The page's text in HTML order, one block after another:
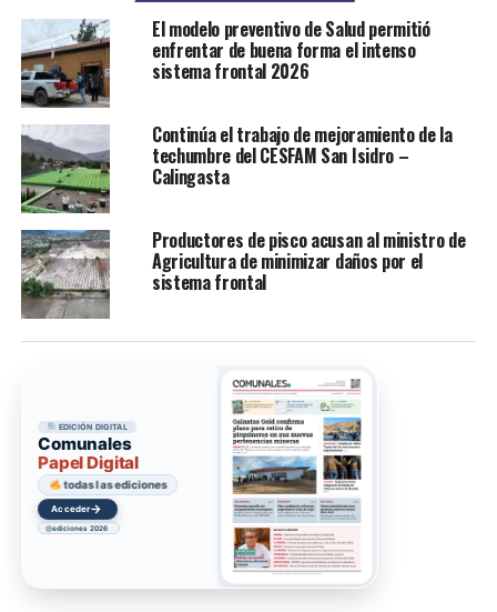
El modelo preventivo de Salud permitió
enfrentar de buena forma el intenso
sistema frontal 2026
Continúa el trabajo de mejoramiento de la
techumbre del CESFAM San Isidro –
Calingasta
Productores de pisco acusan al ministro de
Agricultura de minimizar daños por el
sistema frontal
EDICIÓN DIGITAL
Comunales
Papel Digital
todas las ediciones
Acceder→
ediciones 2026